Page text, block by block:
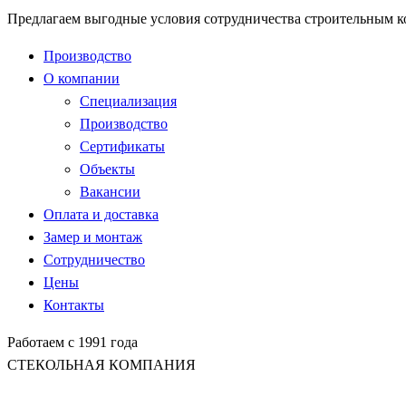
Предлагаем выгодные условия сотрудничества строительным
Производство
О компании
Специализация
Производство
Сертификаты
Объекты
Вакансии
Оплата и доставка
Замер и монтаж
Сотрудничество
Цены
Контакты
Работаем с 1991 года
СТЕКОЛЬНАЯ КОМПАНИЯ